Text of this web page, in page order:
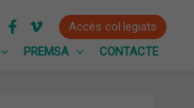
Accés col·legiats
PREMSA CONTACTE